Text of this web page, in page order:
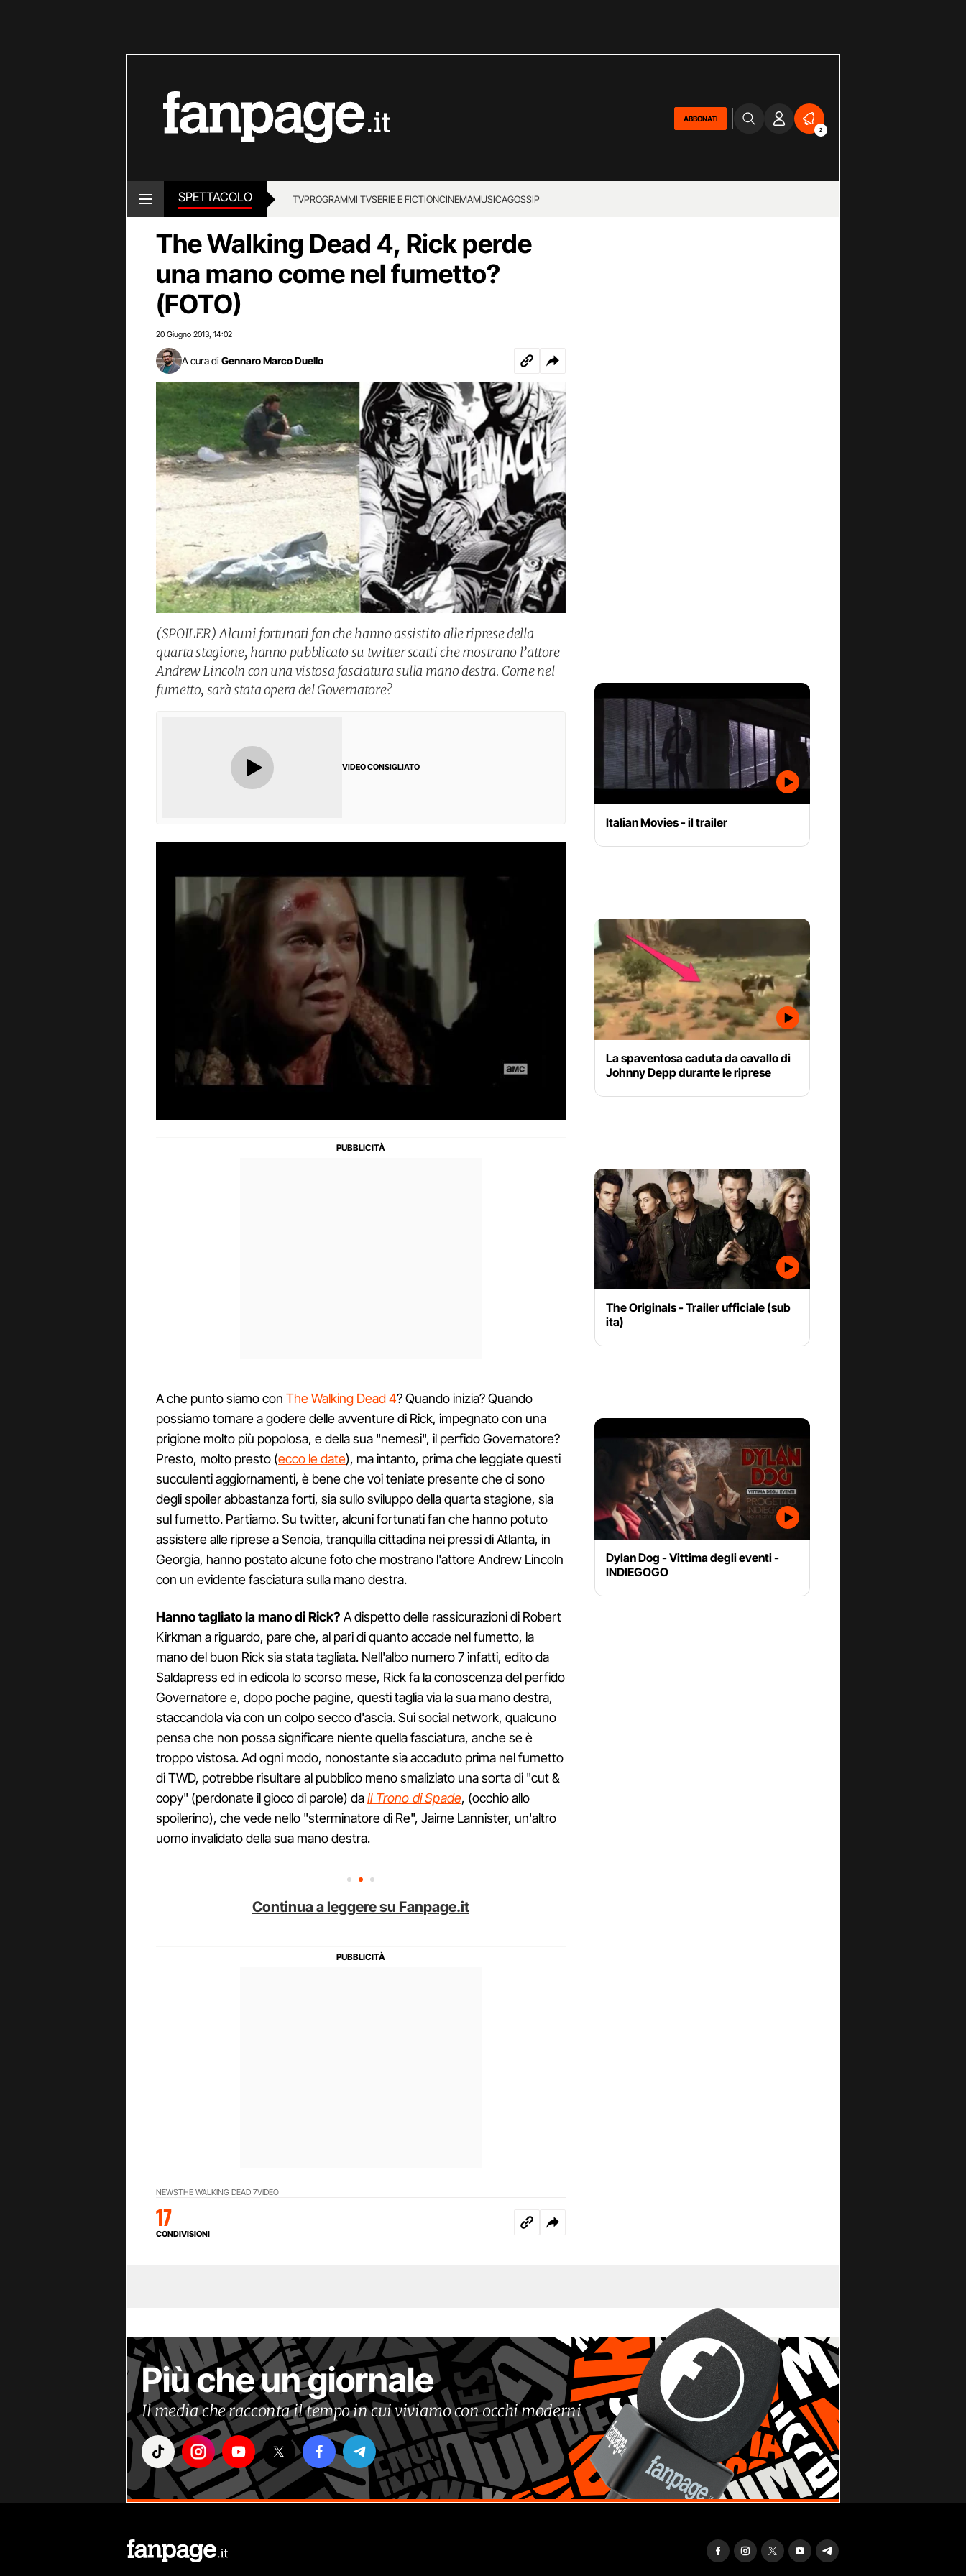
ABBONATI
2
SPETTACOLO TVPROGRAMMI TVSERIE E FICTIONCINEMAMUSICAGOSSIP
The Walking Dead 4, Rick perde
una mano come nel fumetto?
(FOTO)
20 Giugno 2013 14:02
A cura di Gennaro Marco Duello
(SPOILER) Alcuni fortunati fan che hanno assistito alle riprese della
quarta stagione, hanno pubblicato su twitter scatti che mostrano l’attore
Andrew Lincoln con una vistosa fasciatura sulla mano destra. Come nel
fumetto, sarà stata opera del Governatore?
VIDEO CONSIGLIATO
A che punto siamo con The Walking Dead 4? Quando inizia? Quando
possiamo tornare a godere delle avventure di Rick, impegnato con una
prigione molto più popolosa, e della sua "nemesi", il perfido Governatore?
Presto, molto presto (ecco le date), ma intanto, prima che leggiate questi
succulenti aggiornamenti, è bene che voi teniate presente che ci sono
degli spoiler abbastanza forti, sia sullo sviluppo della quarta stagione, sia
sul fumetto. Partiamo. Su twitter, alcuni fortunati fan che hanno potuto
assistere alle riprese a Senoia, tranquilla cittadina nei pressi di Atlanta, in
Georgia, hanno postato alcune foto che mostrano l'attore Andrew Lincoln
con un evidente fasciatura sulla mano destra.
Hanno tagliato la mano di Rick? A dispetto delle rassicurazioni di Robert
Kirkman a riguardo, pare che, al pari di quanto accade nel fumetto, la
mano del buon Rick sia stata tagliata. Nell'albo numero 7 infatti, edito da
Saldapress ed in edicola lo scorso mese, Rick fa la conoscenza del perfido
Governatore e, dopo poche pagine, questi taglia via la sua mano destra,
staccandola via con un colpo secco d'ascia. Sui social network, qualcuno
pensa che non possa significare niente quella fasciatura, anche se è
troppo vistosa. Ad ogni modo, nonostante sia accaduto prima nel fumetto
di TWD, potrebbe risultare al pubblico meno smaliziato una sorta di "cut &
copy" (perdonate il gioco di parole) daIl Trono di Spade, (occhio allo
spoilerino), che vede nello "sterminatore di Re", Jaime Lannister, un'altro
uomo invalidato della sua mano destra.
Continua a leggere su Fanpage.it
NEWSTHE WALKING DEAD 7VIDEO
17
CONDIVISIONI
Italian Movies - il trailer
La spaventosa caduta da cavallo di
Johnny Depp durante le riprese
The Originals - Trailer ufficiale (sub
ita)
Dylan Dog - Vittima degli eventi -
INDIEGOGO
Più che un giornale
Il media che racconta il tempo in cui viviamo con occhi moderni